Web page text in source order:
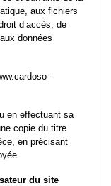
aux fichiers
d’accès, de
données
en effectuant sa
copie du titre
en précisant
du site